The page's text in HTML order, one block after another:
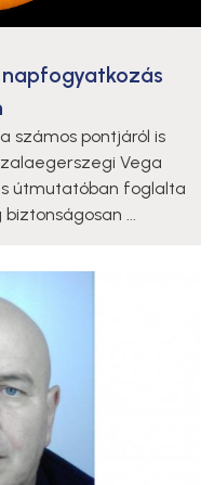
számos pontjáról is
Vega
útmutatóban foglalta
...